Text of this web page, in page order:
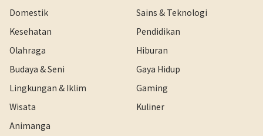
Domestik
Sains & Teknologi
Kesehatan
Pendidikan
Olahraga
Hiburan
Budaya & Seni
Gaya Hidup
Lingkungan & Iklim
Gaming
Wisata
Kuliner
Animanga